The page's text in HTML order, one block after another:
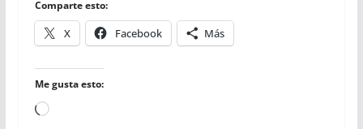
Comparte esto:
X Facebook Más
Me gusta esto:
Cargando...